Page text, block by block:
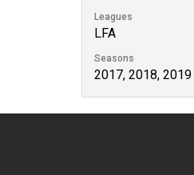
Leagues
LFA
Seasons
2017, 2018, 2019